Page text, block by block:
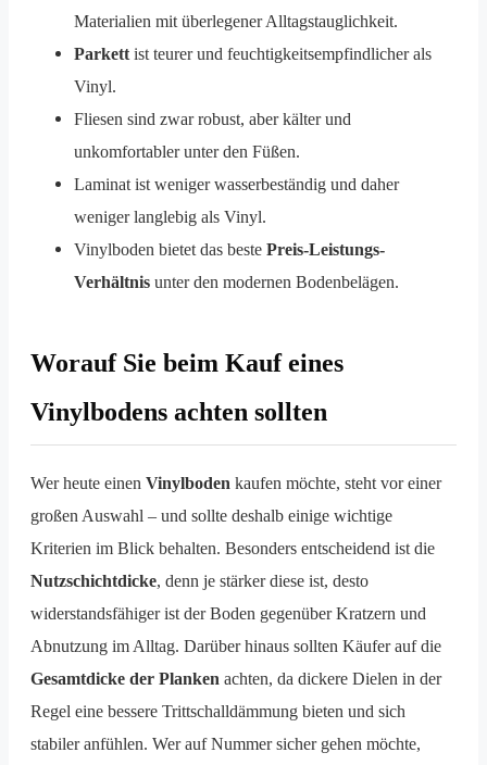
Materialien mit überlegener Alltagstauglichkeit.
Parkett ist teurer und feuchtigkeitsempfindlicher als
Vinyl.
Fliesen sind zwar robust, aber kälter und
unkomfortabler unter den Füßen.
Laminat ist weniger wasserbeständig und daher
weniger langlebig als Vinyl.
Vinylboden bietet das beste Preis-Leistungs-
Verhältnis unter den modernen Bodenbelägen.
Worauf Sie beim Kauf eines
Vinylbodens achten sollten
Wer heute einen Vinylboden kaufen möchte, steht vor einer
großen Auswahl – und sollte deshalb einige wichtige
Kriterien im Blick behalten. Besonders entscheidend ist die
Nutzschichtdicke, denn je stärker diese ist, desto
widerstandsfähiger ist der Boden gegenüber Kratzern und
Abnutzung im Alltag. Darüber hinaus sollten Käufer auf die
Gesamtdicke der Planken achten, da dickere Dielen in der
Regel eine bessere Trittschalldämmung bieten und sich
stabiler anfühlen. Wer auf Nummer sicher gehen möchte,